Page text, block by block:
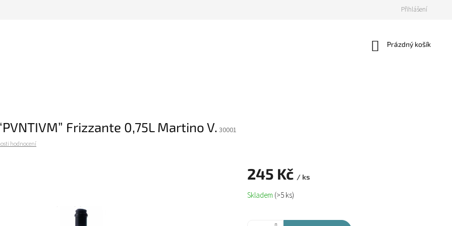
Přihlášení
Nákupní
Prázdný košík
Frizzante 0,75L Martino V. 30001
hodnocení
245 Kč / ks
Měrná
cena:
Skladem (>5 ks)